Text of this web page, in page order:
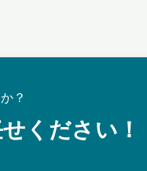
？
ください！